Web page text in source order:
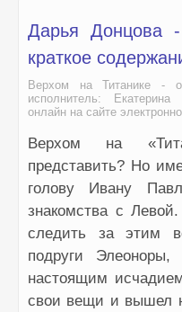
Дарья Донцова
краткое
Верхом на Титанике -
исполнитель:
онлайн на сайте
Верхом на
представить? Но
голову Ивану
знакомства с
следить за этим
подруги Элеоноры,
настоящим
свои вещи и вышел